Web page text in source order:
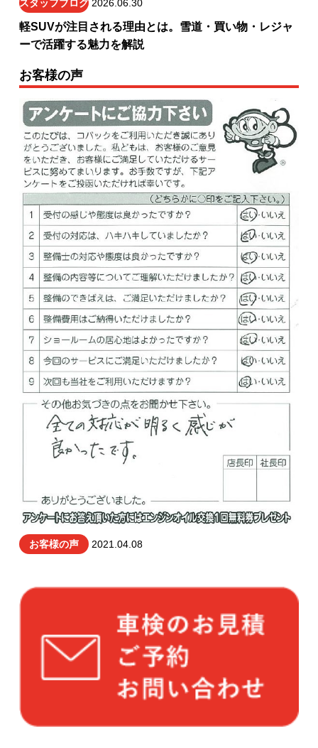
スタッフブログ 2026.06.30
軽SUVが注目される理由とは。雪道・買い物・レジャ
ーで活躍する魅力を解説
お客様の声
お客様の声 2021.04.08